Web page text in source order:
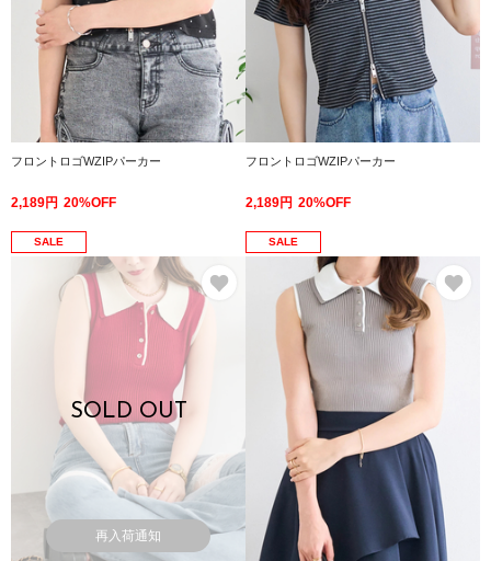
フロントロゴWZIPパーカー
2,189円 20%OFF
フロントロゴWZIPパーカー
2,189円 20%OFF
SALE
SOLD OUT
再入荷通知
SALE